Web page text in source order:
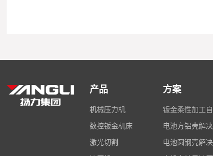
产品
机械压力机
数控钣金机床
激光切割
方案